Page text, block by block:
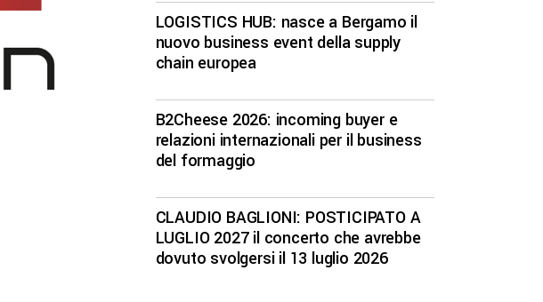
LOGISTICS HUB: nasce a Bergamo il
nuovo business event della supply
chain europea
B2Cheese 2026: incoming buyer e
relazioni internazionali per il business
del formaggio
CLAUDIO BAGLIONI: POSTICIPATO A
LUGLIO 2027 il concerto che avrebbe
dovuto svolgersi il 13 luglio 2026